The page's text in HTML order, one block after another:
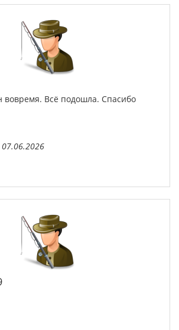
вовремя. Всё подошла. Спасибо
07.06.2026